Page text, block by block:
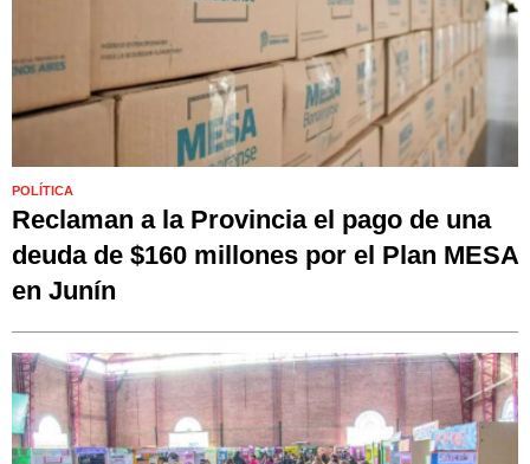
POLÍTICA
Reclaman a la Provincia el pago de una
deuda de $160 millones por el Plan MESA
en Junín